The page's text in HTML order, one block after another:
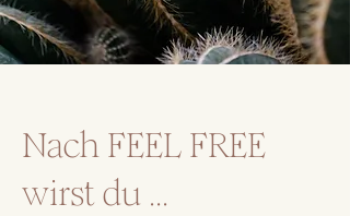
Nach FEEL FREE
wirst du ...